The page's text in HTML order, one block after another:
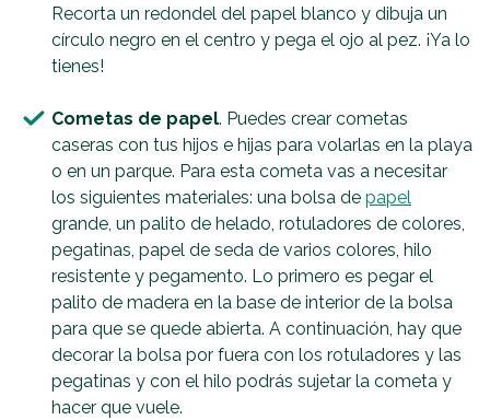
Recorta un redondel del papel blanco y dibuja un
círculo negro en el centro y pega el ojo al pez. ¡Ya lo
tienes!
Cometas de papel. Puedes crear cometas
caseras con tus hijos e hijas para volarlas en la playa
o en un parque. Para esta cometa vas a necesitar
los siguientes materiales: una bolsa de papel
grande, un palito de helado, rotuladores de colores,
pegatinas, papel de seda de varios colores, hilo
resistente y pegamento. Lo primero es pegar el
palito de madera en la base de interior de la bolsa
para que se quede abierta. A continuación, hay que
decorar la bolsa por fuera con los rotuladores y las
pegatinas y con el hilo podrás sujetar la cometa y
hacer que vuele.